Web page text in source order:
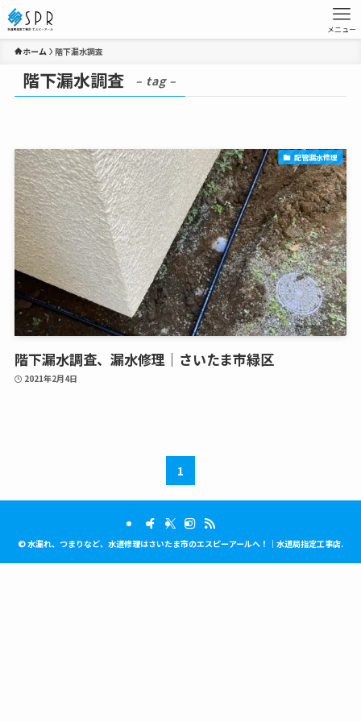
メニュー
ホーム 階下漏水調査
階下漏水調査 – tag –
配管漏水修理
階下漏水調査、漏水修理｜さいたま市緑区
2021年2月4日
1
©水漏れ、つまりなど、水道修理はさいたま市のエスピーアールへ！｜水道局指定工事店.